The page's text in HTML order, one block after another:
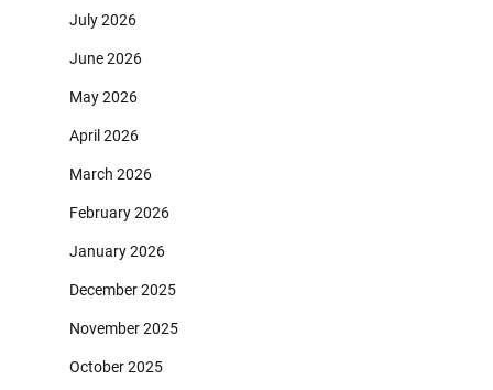
July 2026
June 2026
May 2026
April 2026
March 2026
February 2026
January 2026
December 2025
November 2025
October 2025